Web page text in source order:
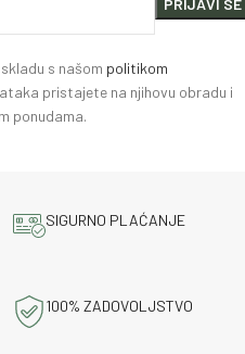
s našom politikom
pristajete na njihovu obradu i
ponudama.
SIGURNO PLAĆANJE
100% ZADOVOLJSTVO